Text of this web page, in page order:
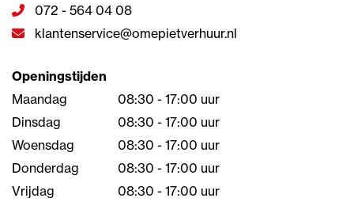
072 - 564 04 08
klantenservice@omepietverhuur.nl
Openingstijden
Maandag
08:30 - 17:00 uur
Dinsdag
08:30 - 17:00 uur
Woensdag
08:30 - 17:00 uur
Donderdag
08:30 - 17:00 uur
Vrijdag
08:30 - 17:00 uur